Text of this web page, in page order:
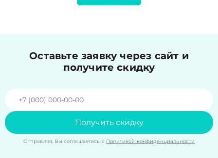
Оставьте заявку через сайт и
получите скидку
Получить скидку
Отправляя, Вы соглашаетесь с Политикой конфиденциальности